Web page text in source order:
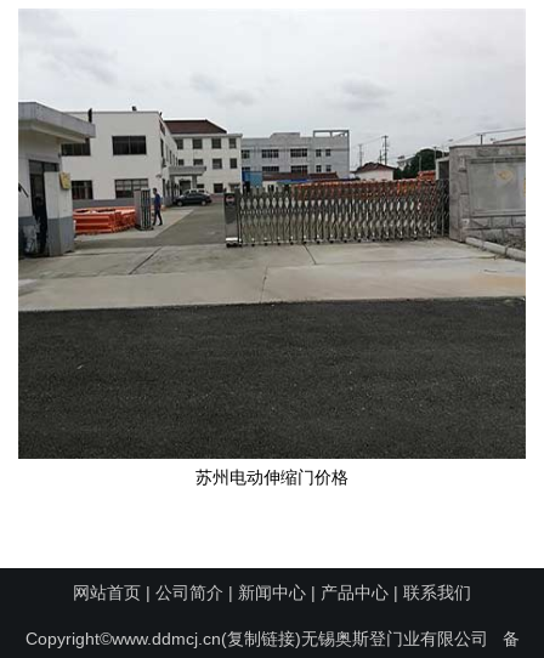
苏州电动伸缩门价格
网站首页 | 公司简介 | 新闻中心 | 产品中心 | 联系我们
Copyright©www.ddmcj.cn(复制链接)无锡奥斯登门业有限公司 备